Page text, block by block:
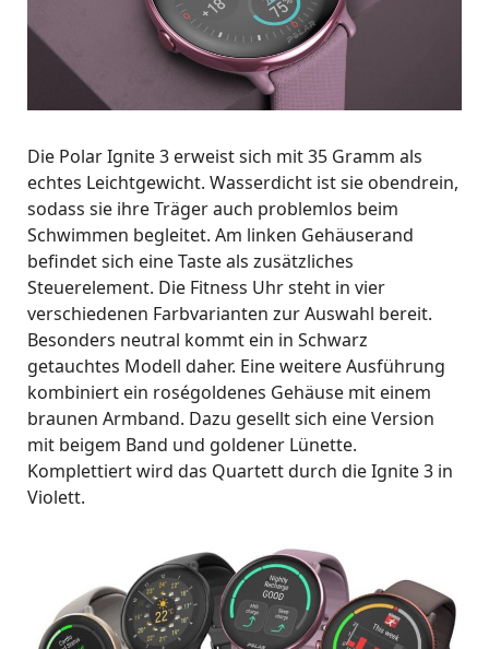
Die Polar Ignite 3 erweist sich mit 35 Gramm als
echtes Leichtgewicht. Wasserdicht ist sie obendrein,
sodass sie ihre Träger auch problemlos beim
Schwimmen begleitet. Am linken Gehäuserand
befindet sich eine Taste als zusätzliches
Steuerelement. Die Fitness Uhr steht in vier
verschiedenen Farbvarianten zur Auswahl bereit.
Besonders neutral kommt ein in Schwarz
getauchtes Modell daher. Eine weitere Ausführung
kombiniert ein roségoldenes Gehäuse mit einem
braunen Armband. Dazu gesellt sich eine Version
mit beigem Band und goldener Lünette.
Komplettiert wird das Quartett durch die Ignite 3 in
Violett.